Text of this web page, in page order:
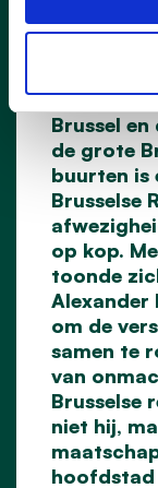
Waar
In de
Brussel
de grote
buurten is
Brusselse
op kop.
toonde
Alexander
om de
samen te
van
Brusselse
niet hij,
hoofdstad